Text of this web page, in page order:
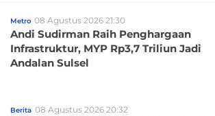
Metro 08 Agustus 2026 21:30
Andi Sudirman Raih Penghargaan
Infrastruktur, MYP Rp3,7 Triliun Jadi
Andalan Sulsel
Berita 08 Agustus 2026 20:32